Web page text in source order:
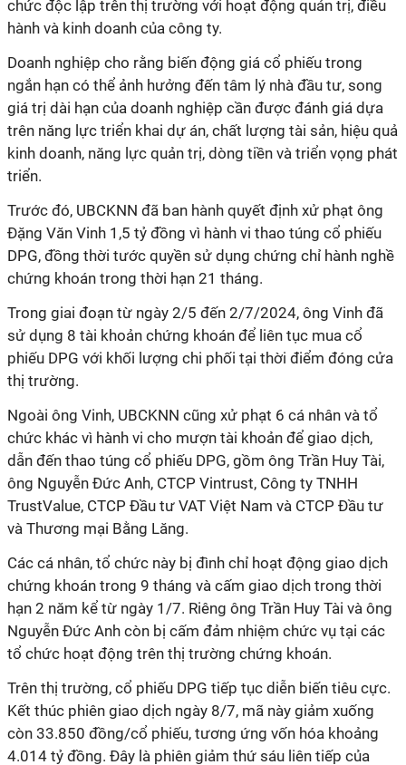
chức độc lập trên thị trường với hoạt động quản trị, điều
hành và kinh doanh của công ty.
Doanh nghiệp cho rằng biến động giá cổ phiếu trong
ngắn hạn có thể ảnh hưởng đến tâm lý nhà đầu tư, song
giá trị dài hạn của doanh nghiệp cần được đánh giá dựa
trên năng lực triển khai dự án, chất lượng tài sản, hiệu quả
kinh doanh, năng lực quản trị, dòng tiền và triển vọng phát
triển.
Trước đó, UBCKNN đã ban hành quyết định xử phạt ông
Đặng Văn Vinh 1,5 tỷ đồng vì hành vi thao túng cổ phiếu
DPG, đồng thời tước quyền sử dụng chứng chỉ hành nghề
chứng khoán trong thời hạn 21 tháng.
Trong giai đoạn từ ngày 2/5 đến 2/7/2024, ông Vinh đã
sử dụng 8 tài khoản chứng khoán để liên tục mua cổ
phiếu DPG với khối lượng chi phối tại thời điểm đóng cửa
thị trường.
Ngoài ông Vinh, UBCKNN cũng xử phạt 6 cá nhân và tổ
chức khác vì hành vi cho mượn tài khoản để giao dịch,
dẫn đến thao túng cổ phiếu DPG, gồm ông Trần Huy Tài,
ông Nguyễn Đức Anh, CTCP Vintrust, Công ty TNHH
TrustValue, CTCP Đầu tư VAT Việt Nam và CTCP Đầu tư
và Thương mại Bằng Lăng.
Các cá nhân, tổ chức này bị đình chỉ hoạt động giao dịch
chứng khoán trong 9 tháng và cấm giao dịch trong thời
hạn 2 năm kể từ ngày 1/7. Riêng ông Trần Huy Tài và ông
Nguyễn Đức Anh còn bị cấm đảm nhiệm chức vụ tại các
tổ chức hoạt động trên thị trường chứng khoán.
Trên thị trường, cổ phiếu DPG tiếp tục diễn biến tiêu cực.
Kết thúc phiên giao dịch ngày 8/7, mã này giảm xuống
còn 33.850 đồng/cổ phiếu, tương ứng vốn hóa khoảng
4.014 tỷ đồng. Đây là phiên giảm thứ sáu liên tiếp của